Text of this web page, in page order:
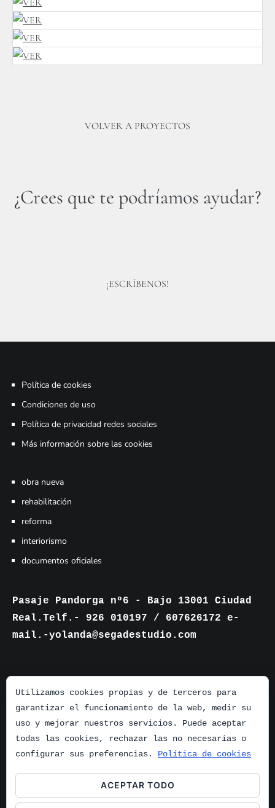
VOLVER A PROYECTOS
¿Crees que te podríamos ayudar?
¡ESCRÍBENOS!
Política de cookies
Condiciones de uso
Política de privacidad redes sociales
Más información sobre las cookies
obra nueva
rehabilitación
reforma
interiorismo
documentos oficiales
Pasaje Pandorga nº6 - Bajo 13001 Ciudad
Real.Telf.- 926 010197 / 607626172 e-
mail.-yolanda@segadestudio.com
Utilizamos cookies propias y de terceros para
garantizar el funcionamiento de la web, medir su
uso y mejorar nuestros servicios. Puede aceptar
todas las cookies, rechazar las no necesarias o
configurar sus preferencias. Política de cookies
ACEPTAR TODO